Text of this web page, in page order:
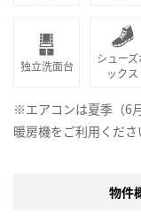
独立洗面台
シューズ
ックス
※エアコンは夏季（6
暖房機をご利用くださ
物件